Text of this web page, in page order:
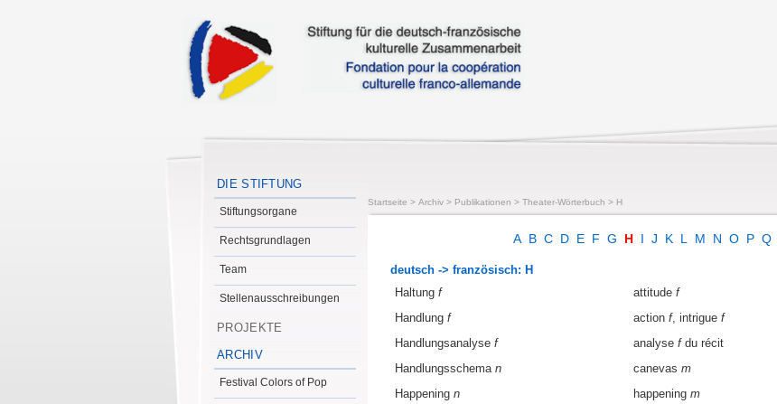
DIE STIFTUNG
Stiftungsorgane
Rechtsgrundlagen
Team
Stellenausschreibungen
PROJEKTE
ARCHIV
Festival Colors of Pop
Startseite > Archiv > Publikationen > Theater-Wörterbuch > H
A B C D E F G H I J K L M N O P Q
deutsch -> französisch: H
Haltung f attitude f
Handlung f action f, intrigue f
Handlungsanalyse f analyse fdu récit
Handlungsschema n canevas m
Happening n happening m